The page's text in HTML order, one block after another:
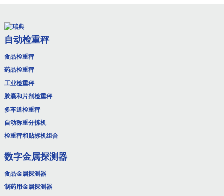
自动检重秤
食品检重秤
药品检重秤
工业检重秤
胶囊和片剂检重秤
多车道检重秤
自动称重分拣机
检重秤和贴标机组合
数字金属探测器
食品金属探测器
制药用金属探测器